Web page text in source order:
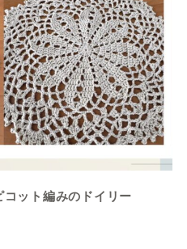
コット編みのドイリー